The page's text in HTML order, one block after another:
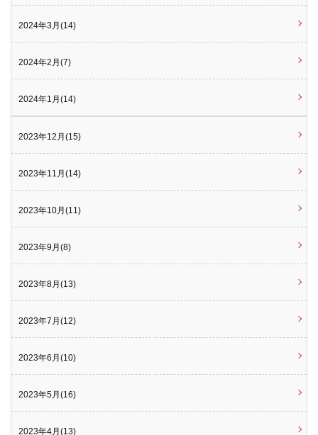
2024年3月(14)
2024年2月(7)
2024年1月(14)
2023年12月(15)
2023年11月(14)
2023年10月(11)
2023年9月(8)
2023年8月(13)
2023年7月(12)
2023年6月(10)
2023年5月(16)
2023年4月(13)